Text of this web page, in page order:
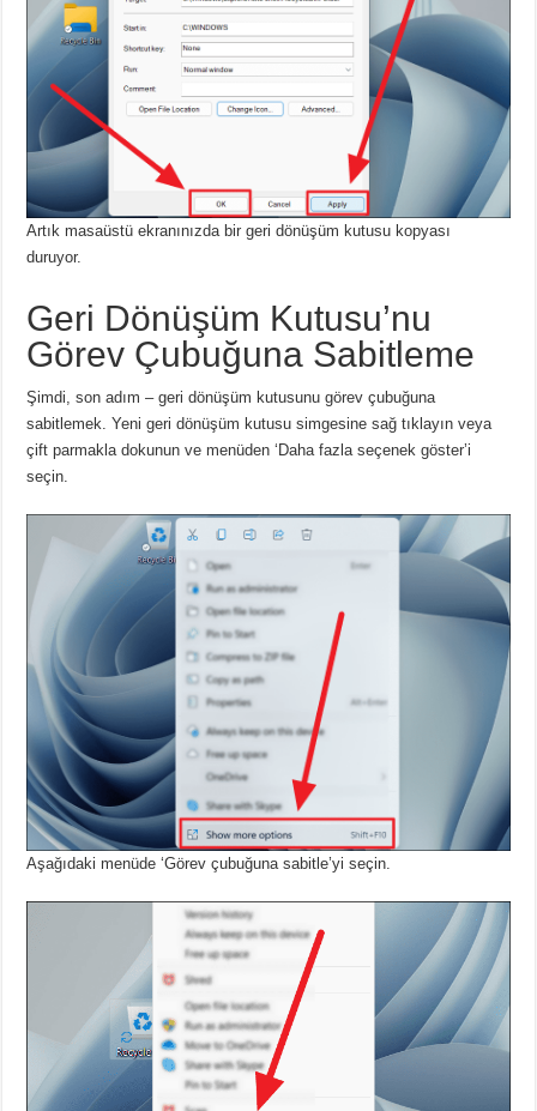
Artık masaüstü ekranınızda bir geri dönüşüm kutusu kopyası
duruyor.
Geri Dönüşüm Kutusu’nu
Görev Çubuğuna Sabitleme
Şimdi, son adım – geri dönüşüm kutusunu görev çubuğuna
sabitlemek.Yeni geri dönüşüm kutusu simgesine sağ tıklayın veya
çift parmakla dokunun ve menüden ‘Daha fazla seçenek göster’i
seçin.
Aşağıdaki menüde ‘Görev çubuğuna sabitle’yi seçin.